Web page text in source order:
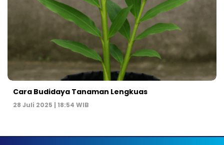
Cara Budidaya Tanaman Lengkuas
28 Juli 2025 | 18:54 WIB